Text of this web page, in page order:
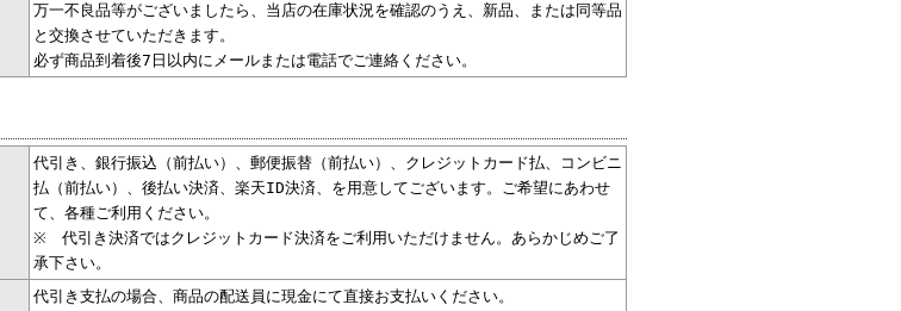
万一不良品等がございましたら、当店の在庫状況を確認のうえ、新品、または同等品
と交換させていただきます。
必ず商品到着後7日以内にメールまたは電話でご連絡ください。
代引き、銀行振込（前払い）、郵便振替（前払い）、クレジットカード払、コンビニ
払（前払い）、後払い決済、楽天ID決済、を用意してございます。ご希望にあわせ
て、各種ご利用ください。
※ 代引き決済ではクレジットカード決済をご利用いただけません。あらかじめご了
承下さい。
代引き支払の場合、商品の配送員に現金にて直接お支払いください。